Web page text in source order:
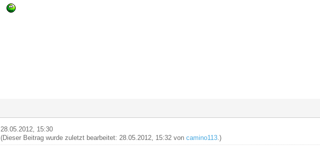
28.05.2012, 15:30
(Dieser Beitrag wurde zuletzt bearbeitet: 28.05.2012, 15:32 von camino113.)